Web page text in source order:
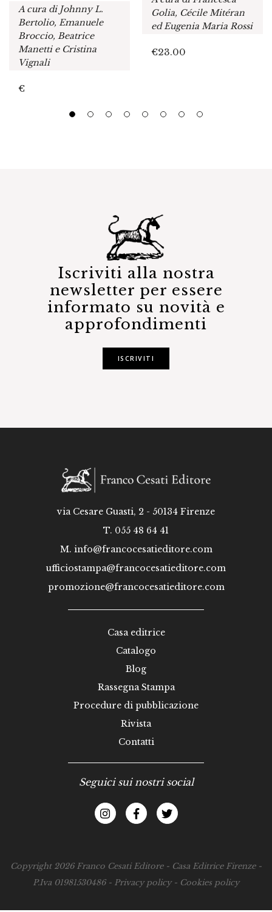
A cura di Johnny L.
Bertolio, Emanuele
Broccio, Beatrice
Manetti e Cristina
Vignali
€
Golia, Cécile Mitéran
ed Eugenia Maria Rossi
€23.00
Iscriviti alla nostra
newsletter per essere
informato su novità e
approfondimenti
ISCRIVITI
via Cesare Guasti, 2 - 50134 Firenze
T. 055 48 64 41
M. info@francocesatieditore.com
ufficiostampa@francocesatieditore.com
promozione@francocesatieditore.com
Casa editrice
Catalogo
Blog
Rassegna Stampa
Procedure di pubblicazione
Rivista
Contatti
Seguici sui nostri social
Copyright 2026 Franco Cesati Editore - Casa Editrice Firenze -
P.Iva 01981530486 - Privacy policy- Cookies policy